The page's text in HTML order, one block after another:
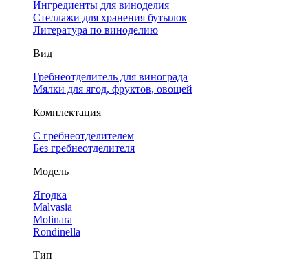
Ингредиенты для виноделия
Стеллажи для хранения бутылок
Литература по виноделию
Вид
Гребнеотделитель для винограда
Мялки для ягод, фруктов, овощей
Комплектация
С гребнеотделителем
Без гребнеотделителя
Модель
Ягодка
Malvasia
Molinara
Rondinella
Тип